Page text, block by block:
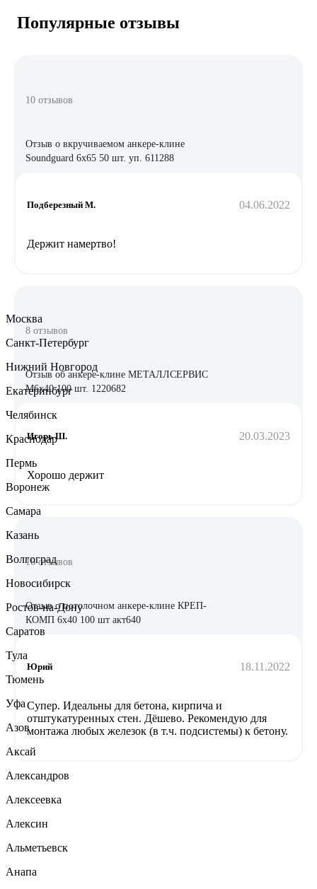
Популярные отзывы
10 отзывов
Отзыв о вкручиваемом анкере-клине
Soundguard 6х65 50 шт. уп. 611288
Подберезный М. 04.06.2022
Держит намертво!
8 отзывов
Отзыв об анкере-клине МЕТАЛЛСЕРВИС
М6x40 100 шт. 1220682
Игорь Ш. 20.03.2023
Хорошо держит
16 отзывов
Отзыв о потолочном анкере-клине КРЕП-
КОМП 6х40 100 шт акт640
Юрий 18.11.2022
Супер. Идеальны для бетона, кирпича и
отштукатуренных стен. Дёшево. Рекомендую для
монтажа любых железок (в т.ч. подсистемы) к бетону.
Москва
Санкт-Петербург
Нижний Новгород
Екатеринбург
Челябинск
Краснодар
Пермь
Воронеж
Самара
Казань
Волгоград
Новосибирск
Ростов-на-Дону
Саратов
Тула
Тюмень
Уфа
Азов
Аксай
Александров
Алексеевка
Алексин
Альметьевск
Анапа